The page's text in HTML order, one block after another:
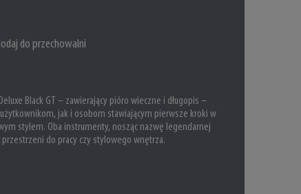
do przechowalni
Black GT – zawierający pióro wieczne i długopis –
jak i osobom stawiającym pierwsze kroki w
stylem. Oba instrumenty, nosząc nazwę legendarnej
do pracy czy stylowego wnętrza.